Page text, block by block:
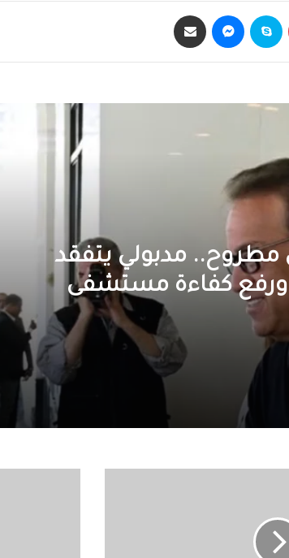
بينتيريست سكايب ماسنجر
مطروح.. مدبولي يتفقد
ورفع كفاءة مستشفى